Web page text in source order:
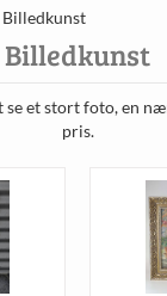
Billedkunst
Billedkunst
et stort foto, en
pris.